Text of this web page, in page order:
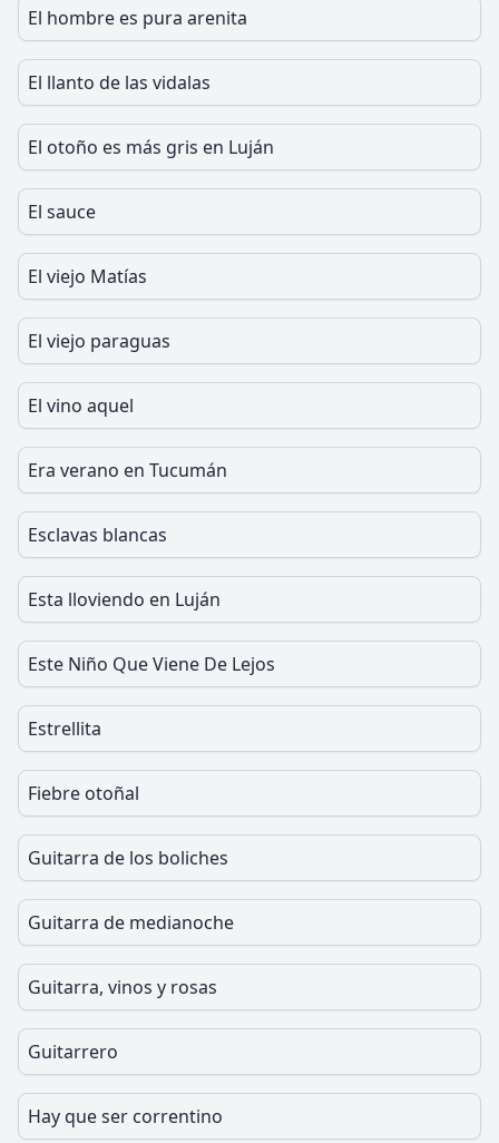
El hombre es pura arenita
El llanto de las vidalas
El otoño es más gris en Luján
El sauce
El viejo Matías
El viejo paraguas
El vino aquel
Era verano en Tucumán
Esclavas blancas
Esta lloviendo en Luján
Este Niño Que Viene De Lejos
Estrellita
Fiebre otoñal
Guitarra de los boliches
Guitarra de medianoche
Guitarra, vinos y rosas
Guitarrero
Hay que ser correntino